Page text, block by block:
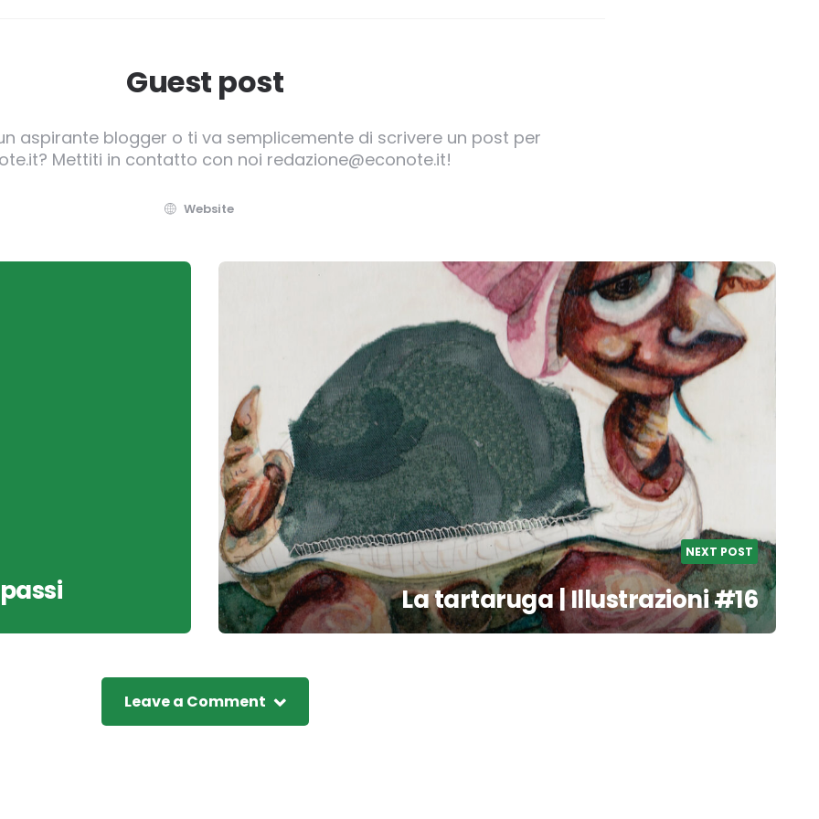
Guest post
aspirante blogger o ti va semplicemente di scrivere un post per
Mettiti in contatto con noi redazione@econote.it!
Website
NEXT POST
La tartaruga | Illustrazioni #16
Leave a Comment